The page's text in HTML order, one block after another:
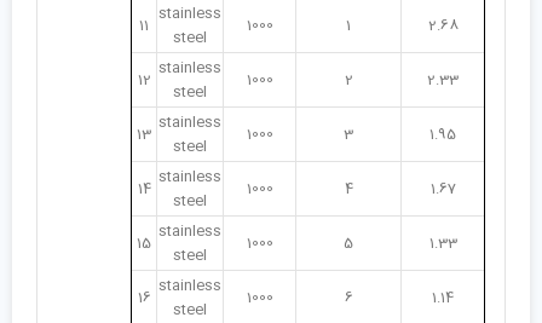
2.68
1
1000
stainless
steel
11
2.33
2
1000
stainless
steel
12
1.95
3
1000
stainless
steel
13
1.67
4
1000
stainless
steel
14
1.33
5
1000
stainless
steel
15
1.14
6
1000
stainless
steel
16